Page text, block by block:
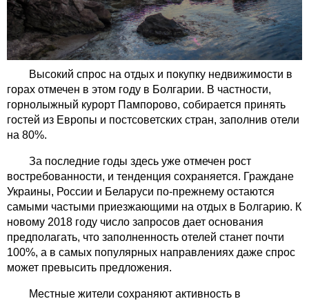
Высокий спрос на отдых и покупку недвижимости в
горах отмечен в этом году в Болгарии. В частности,
горнолыжный курорт Пампорово, собирается принять
гостей из Европы и постсоветских стран, заполнив отели
на 80%.
За последние годы здесь уже отмечен рост
востребованности, и тенденция сохраняется. Граждане
Украины, России и Беларуси по-прежнему остаются
самыми частыми приезжающими на отдых в Болгарию. К
новому 2018 году число запросов дает основания
предполагать, что заполненность отелей станет почти
100%, а в самых популярных направлениях даже спрос
может превысить предложения.
Местные жители сохраняют активность в